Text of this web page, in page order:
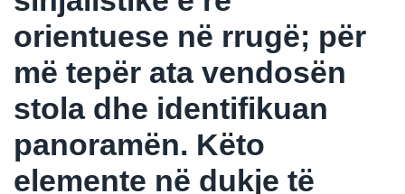
orientuese në rrugë; për
më tepër ata vendosën
stola dhe identifikuan
panoramën. Këto
elemente në dukje të